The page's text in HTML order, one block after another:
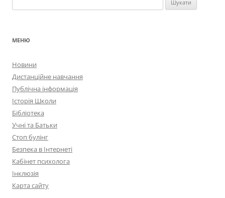
МЕНЮ
Новини
Дистанційне навчання
Публічна інформація
Історія Школи
Бібліотека
Учні та Батьки
Стоп булінг
Безпека в Інтернеті
Кабінет психолога
Інклюзія
Карта сайту